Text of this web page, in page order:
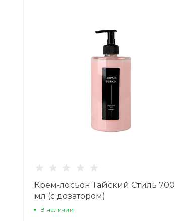
Крем-лосьон Тайский Стиль 700
мл (с дозатором)
В наличии